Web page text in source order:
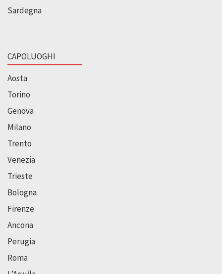
Sardegna
CAPOLUOGHI
Aosta
Torino
Genova
Milano
Trento
Venezia
Trieste
Bologna
Firenze
Ancona
Perugia
Roma